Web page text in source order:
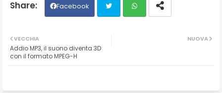
Facebook
NUOVA
VECCHIA
Addio MP3, il suono diventa 3D
con il formato MPEG-H